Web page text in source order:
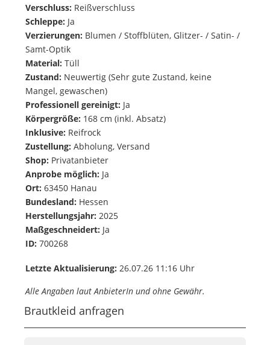
Verschluss: Reißverschluss
Schleppe: Ja
Verzierungen: Blumen / Stoffblüten, Glitzer- / Satin- /
Samt-Optik
Material:Tüll
Zustand: Neuwertig (Sehr gute Zustand, keine
Mangel, gewaschen)
Professionell gereinigt: Ja
Körpergröße: 168 cm (inkl. Absatz)
Inklusive: Reifrock
Zustellung:Abholung, Versand
Shop: Privatanbieter
Anprobe möglich: Ja
Ort:63450 Hanau
Bundesland: Hessen
Herstellungsjahr: 2025
Maßgeschneidert: Ja
ID: 700268
Letzte Aktualisierung: 26.07.26 11:16 Uhr
Alle Angaben laut AnbieterIn und ohne Gewähr.
Brautkleid anfragen